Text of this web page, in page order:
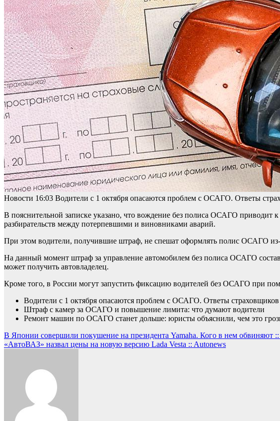
Новости 16:03 Водители с 1 октября опасаются проблем с ОСАГО. Ответы
В пояснительной записке указано, что вождение без полиса ОСАГО
разбирательств между потерпевшими и виновниками аварий.
При этом водители, получившие штраф, не спешат оформлять полис ОСАГО из-
На данный момент штраф за управление автомобилем без полиса ОСАГО
может получить автовладелец.
Кроме того, в России могут запустить фиксацию водителей без ОСАГО при
Водители с 1 октября опасаются проблем с ОСАГО. Ответы страховщиков
Штраф с камер за ОСАГО и повышение лимита: что думают водители
Ремонт машин по ОСАГО cтанет дольше: юристы объяснили, чем это
Навигация
по
В Японии совершили покушение на президента Yamaha. Кого в нем обвиняют
«АвтоВАЗ» назвал цены на новую версию Lada Vesta :: Autonews